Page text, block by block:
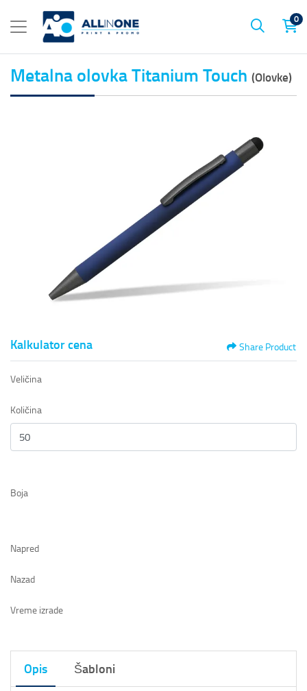
0
Metalna olovka Titanium Touch (Olovke)
Kalkulator cena Share Product
Veličina
Količina
Boja
Napred
Nazad
Vreme izrade
Opis Šabloni